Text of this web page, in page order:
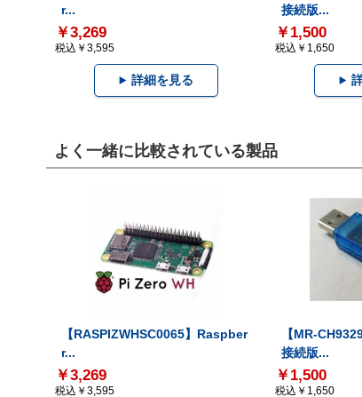
r...
￥3,269
税込￥3,595
詳細を見る
接続版...
￥1,500
税込￥1,650
よく一緒に比較されている製品
【RASPIZWHSC0065】Raspber
r...
￥3,269
税込￥3,595
【MR-
接続版...
￥1,500
税込￥1,650